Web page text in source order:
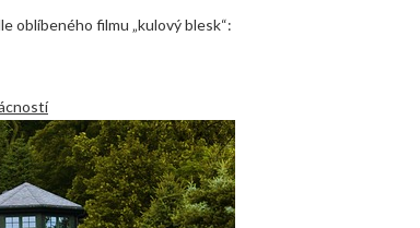
oblíbeného filmu „kulový blesk“: